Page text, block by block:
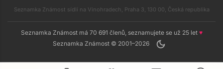
Seznamka Známost sídlí na Vinohradech, Praha 3, 130 00, Česká republika
Seznamka Známost má 70 691 členů, seznamujete se už 25 let ♥
Seznamka Známost © 2001–2026
dark_mode